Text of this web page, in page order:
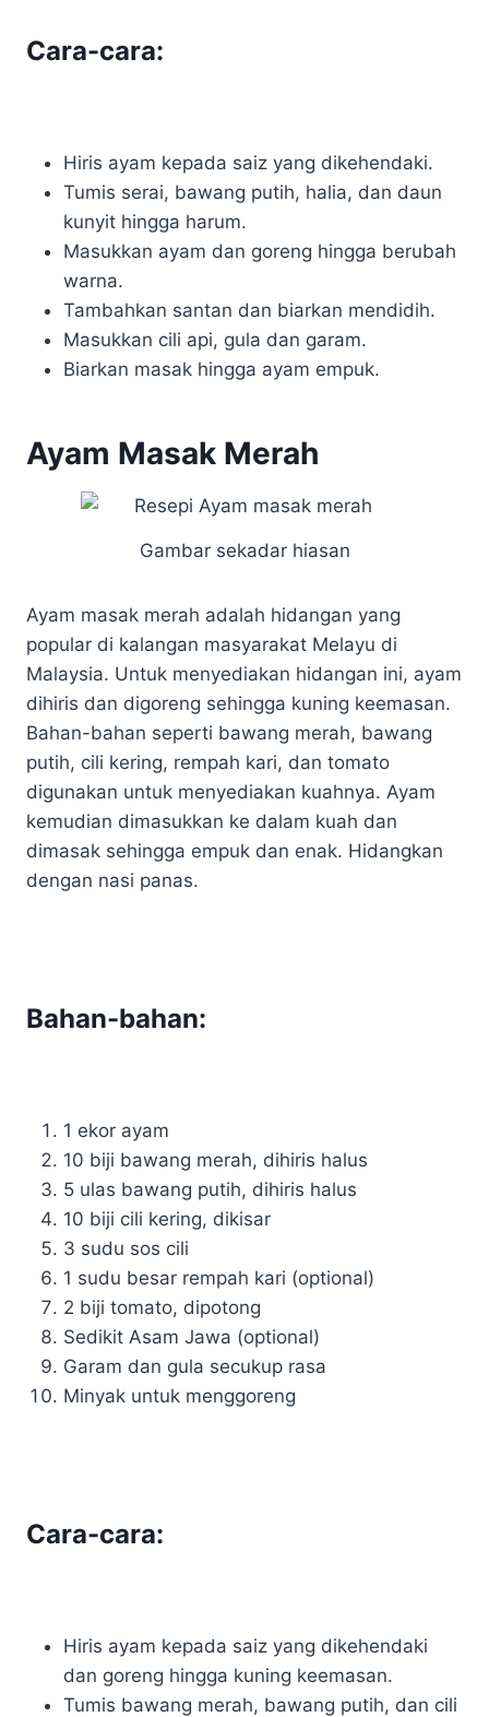
Cara-cara:
Hiris ayam kepada saiz yang dikehendaki.
Tumis serai, bawang putih, halia, dan daun
kunyit hingga harum.
Masukkan ayam dan goreng hingga berubah
warna.
Tambahkan santan dan biarkan mendidih.
Masukkan cili api, gula dan garam.
Biarkan masak hingga ayam empuk.
Ayam Masak Merah
Gambar sekadar hiasan
Ayam masak merah adalah hidangan yang
popular di kalangan masyarakat Melayu di
Malaysia. Untuk menyediakan hidangan ini, ayam
dihiris dan digoreng sehingga kuning keemasan.
Bahan-bahan seperti bawang merah, bawang
putih, cili kering, rempah kari, dan tomato
digunakan untuk menyediakan kuahnya. Ayam
kemudian dimasukkan ke dalam kuah dan
dimasak sehingga empuk dan enak. Hidangkan
dengan nasi panas.
Bahan-bahan:
1 ekor ayam
10 biji bawang merah, dihiris halus
5 ulas bawang putih, dihiris halus
10 biji cili kering, dikisar
3 sudu sos cili
1 sudu besar rempah kari (optional)
2 biji tomato, dipotong
Sedikit Asam Jawa (optional)
Garam dan gula secukup rasa
Minyak untuk menggoreng
Cara-cara:
Hiris ayam kepada saiz yang dikehendaki
dan goreng hingga kuning keemasan.
Tumis bawang merah, bawang putih, dan cili